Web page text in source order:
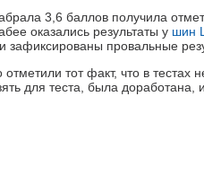
3,6 баллов получила
оказались результаты у шин
зафиксированы провальные
отметили тот факт, что в
для теста, была